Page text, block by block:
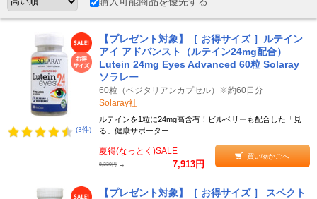
(3件)
【プレゼント対象】［ お得サイズ ］ルテイン
アイ アドバンスト（ルテイン24mg配合）
Lutein 24mg Eyes Advanced 60粒 Solaray
ソラレー
60粒（ベジタリアンカプセル）※約60日分
Solaray社
ルテインを1粒に24mg高含有！ビルベリーも配合した「見
る」健康サポーター
夏得(なっとく)SALE
8,330円 → 7,913円
買い物かごへ
【プレゼント対象】［ お得サイズ ］ スペクト